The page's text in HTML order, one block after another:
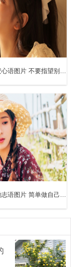
向日葵早安心语图片 不要指望别人能替你体验生活，该吃的苦就要自己来吃，该有的经历都要一一历练
最新早安励志语图片 简单做自己，总有一扇门为梦想而开